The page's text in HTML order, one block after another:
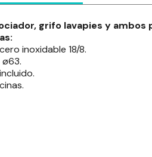
grifo lavapies y
inoxidable 18/8.